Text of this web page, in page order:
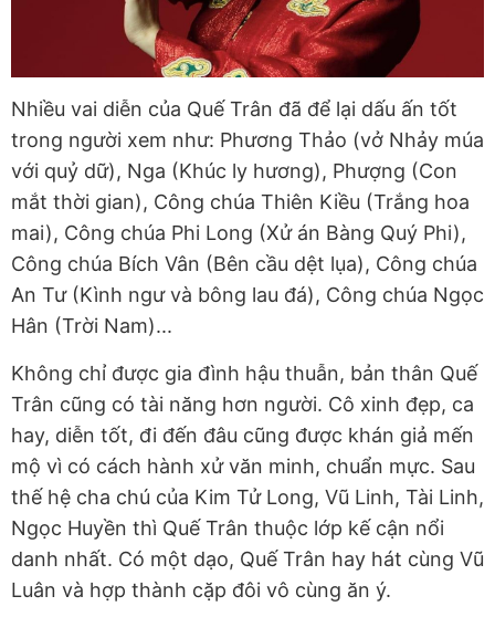
Nhiều vai diễn của Quế Trân đã để lại dấu ấn tốt
trong người xem như: Phương Thảo (vở Nhảy múa
với quỷ dữ), Nga (Khúc ly hương), Phượng (Con
mắt thời gian), Công chúa Thiên Kiều (Trắng hoa
mai), Công chúa Phi Long (Xử án Bàng Quý Phi),
Công chúa Bích Vân (Bên cầu dệt lụa), Công chúa
An Tư (Kình ngư và bông lau đá), Công chúa Ngọc
Hân (Trời Nam)...
Không chỉ được gia đình hậu thuẫn, bản thân Quế
Trân cũng có tài năng hơn người. Cô xinh đẹp, ca
hay, diễn tốt, đi đến đâu cũng được khán giả mến
mộ vì có cách hành xử văn minh, chuẩn mực. Sau
thế hệ cha chú của Kim Tử Long, Vũ Linh, Tài Linh,
Ngọc Huyền thì Quế Trân thuộc lớp kế cận nổi
danh nhất. Có một dạo, Quế Trân hay hát cùng Vũ
Luân và hợp thành cặp đôi vô cùng ăn ý.